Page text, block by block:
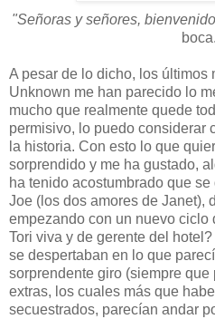
"Señoras y señores,
A pesar de lo dicho, los últimos
Unknown me han parecido lo
mucho que realmente quede
permisivo, lo puedo considerar
la historia. Con esto lo que
sorprendido y me ha gustado,
ha tenido acostumbrado que
Joe (los dos amores de Janet),
empezando con un nuevo ciclo
Tori viva y de gerente del
se despertaban en lo que
sorprendente giro (siempre
extras, los cuales más que
secuestrados, parecían andar